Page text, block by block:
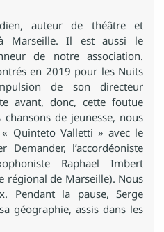
auteur de théâtre et
Marseille. Il est aussi le
de notre association.
en 2019 pour les Nuits
de son directeur
avant, donc, cette foutue
de jeunesse, nous
Quinteto Valletti » avec le
Demander, l’accordéoniste
Raphael Imbert
régional de Marseille). Nous
Pendant la pause, Serge
géographie, assis dans les